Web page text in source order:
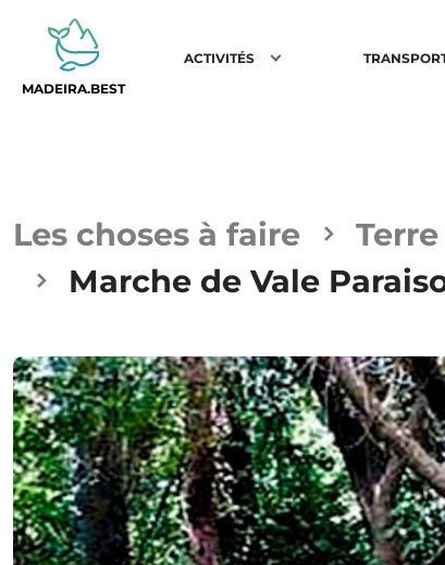
MADEIRA.BEST
ACTIVITÉS
Les choses à faire Terre
Marche de Vale